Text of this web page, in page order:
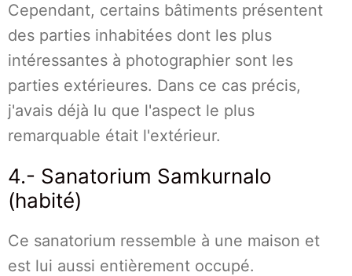
Cependant, certains bâtiments présentent
des parties inhabitées dont les plus
intéressantes à photographier sont les
parties extérieures. Dans ce cas précis,
j'avais déjà lu que l'aspect le plus
remarquable était l'extérieur.
4.- Sanatorium Samkurnalo
(habité)
Ce sanatorium ressemble à une maison et
est lui aussi entièrement occupé.